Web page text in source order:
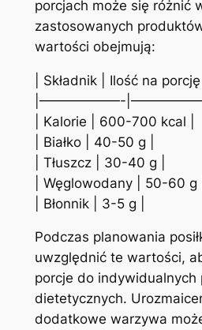
porcjach może się różnić
zastosowanych
wartości obejmują:
| Składnik | Ilość na porcję |
|——————-
| Kalorie | 600-700 kcal |
| Białko | 40-50 g |
| Tłuszcz | 30-40 g |
| Węglowodany | 50-60 g |
| Błonnik | 3-5 g |
Podczas planowania
uwzględnić te wartości,
porcje do indywidualnych
dietetycznych.
dodatkowe warzywa